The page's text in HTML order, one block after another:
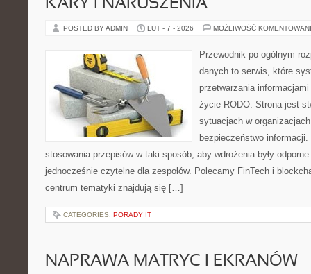
KARY I NARUSZENIA
POSTED BY ADMIN LUT - 7 - 2026 MOŻLIWOŚĆ
Przewodnik po ogólnym
danych to serwis, które
przetwarzania
życie RODO. Strona jest
sytuacjach w
bezpieczeństwo
stosowania przepisów w taki sposób, aby wdrożenia były
jednocześnie czytelne dla zespołów. Polecamy FinTech i
centrum tematyki znajdują się […]
CATEGORIES: PORADY IT
NAPRAWA MATRYC I EKRANÓW